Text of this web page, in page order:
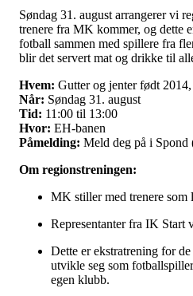
Søndag 31. august arrangerer vi
trenere fra MK kommer, og dette
fotball sammen med spillere fra
blir det servert mat og drikke til
Hvem: Gutter og jenter født
Når: Søndag 31. august
Tid: 11:00 til 13:00
Hvor: EH-banen
Påmelding: Meld deg på i Spond
Om regionstreningen:
MK stiller med trenere som
Representanter fra IK Start
Dette er ekstratrening for
utvikle seg som
egen klubb.